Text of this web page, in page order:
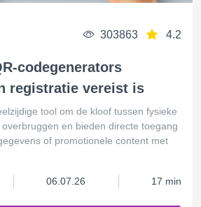
303863 4.2
codegenerators
registratie vereist is
tool om de kloof tussen fysieke
en bieden directe toegang
of promotionele content met
06.07.26 17 min